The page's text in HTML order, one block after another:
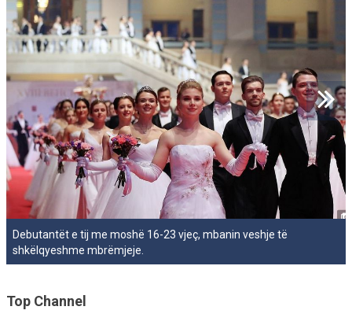
Debutantët e tij me moshë 16-23 vjeç, mbanin veshje të
shkëlqyeshme mbrëmjeje.
Top Channel